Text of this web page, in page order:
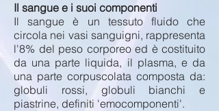
Il sangue e i suoi componenti
Il sangue è un tessuto fluido che
circola nei vasi sanguigni, rappresenta
l'8% del peso corporeo ed è costituito
da una parte liquida, il plasma, e da
una parte corpuscolata composta da:
globuli rossi, globuli bianchi e
piastrine, definiti 'emocomponenti'.